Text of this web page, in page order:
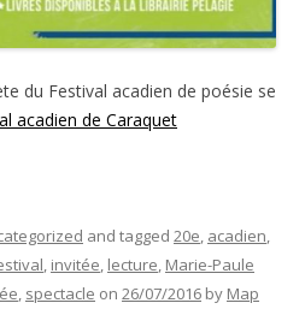
du Festival acadien de poésie se
acadien de Caraquet
and tagged 20e, acadien,
, invitée, lecture, Marie-Paule
, spectacle on 26/07/2016 by Map